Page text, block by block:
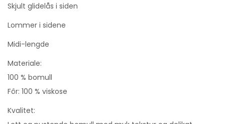
Skjult glidelås i siden
Lommer i sidene
Midi-lengde
Materiale:
100 % bomull
Fôr: 100 % viskose
Kvalitet: